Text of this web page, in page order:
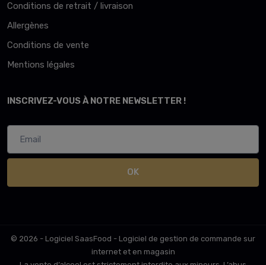
Conditions de retrait / livraison
Allergènes
Conditions de vente
Mentions légales
INSCRIVEZ-VOUS À NOTRE NEWSLETTER !
OK
© 2026 - Logiciel SaasFood - Logiciel de gestion de commande sur
internet et en magasin